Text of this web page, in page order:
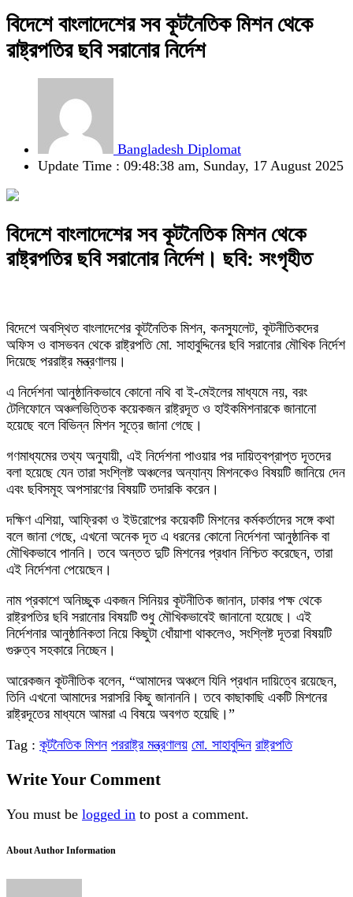
বিদেশে বাংলাদেশের সব কূটনৈতিক মিশন থেকে
রাষ্ট্রপতির ছবি সরানোর নির্দেশ
Bangladesh Diplomat
Update Time : 09:48:38 am, Sunday, 17 August 2025
বিদেশে বাংলাদেশের সব কূটনৈতিক মিশন থেকে
রাষ্ট্রপতির ছবি সরানোর নির্দেশ। ছবি: সংগৃহীত
বিদেশে অবস্থিত বাংলাদেশের কূটনৈতিক মিশন, কনস্যুলেট, কূটনীতিকদের
অফিস ও বাসভবন থেকে রাষ্ট্রপতি মো. সাহাবুদ্দিনের ছবি সরানোর মৌখিক নির্দেশ
দিয়েছে পররাষ্ট্র মন্ত্রণালয়।
এ নির্দেশনা আনুষ্ঠানিকভাবে কোনো নথি বা ই-মেইলের মাধ্যমে নয়, বরং
টেলিফোনে অঞ্চলভিত্তিক কয়েকজন রাষ্ট্রদূত ও হাইকমিশনারকে জানানো
হয়েছে বলে বিভিন্ন মিশন সূত্রে জানা গেছে।
গণমাধ্যমের তথ্য অনুযায়ী, এই নির্দেশনা পাওয়ার পর দায়িত্বপ্রাপ্ত দূতদের
বলা হয়েছে যেন তারা সংশ্লিষ্ট অঞ্চলের অন্যান্য মিশনকেও বিষয়টি জানিয়ে দেন
এবং ছবিসমূহ অপসারণের বিষয়টি তদারকি করেন।
দক্ষিণ এশিয়া, আফ্রিকা ও ইউরোপের কয়েকটি মিশনের কর্মকর্তাদের সঙ্গে কথা
বলে জানা গেছে, এখনো অনেক দূত এ ধরনের কোনো নির্দেশনা আনুষ্ঠানিক বা
মৌখিকভাবে পাননি। তবে অন্তত দুটি মিশনের প্রধান নিশ্চিত করেছেন, তারা
এই নির্দেশনা পেয়েছেন।
নাম প্রকাশে অনিচ্ছুক একজন সিনিয়র কূটনীতিক জানান, ঢাকার পক্ষ থেকে
রাষ্ট্রপতির ছবি সরানোর বিষয়টি শুধু মৌখিকভাবেই জানানো হয়েছে। এই
নির্দেশনার আনুষ্ঠানিকতা নিয়ে কিছুটা ধোঁয়াশা থাকলেও, সংশ্লিষ্ট দূতরা বিষয়টি
গুরুত্ব সহকারে নিচ্ছেন।
আরেকজন কূটনীতিক বলেন, “আমাদের অঞ্চলে যিনি প্রধান দায়িত্বে রয়েছেন,
তিনি এখনো আমাদের সরাসরি কিছু জানাননি। তবে কাছাকাছি একটি মিশনের
রাষ্ট্রদূতের মাধ্যমে আমরা এ বিষয়ে অবগত হয়েছি।”
Tag : কূটনৈতিক মিশন পররাষ্ট্র মন্ত্রণালয় মো. সাহাবুদ্দিন রাষ্ট্রপতি
Write Your Comment
You must be logged in to post a comment.
About Author Information